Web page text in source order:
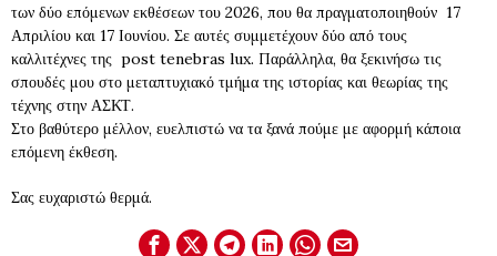
των δύο επόμενων εκθέσεων του 2026, που θα πραγματοποιηθούν 17
Απριλίου και 17 Ιουνίου. Σε αυτές συμμετέχουν δύο από τους
καλλιτέχνες της post tenebras lux. Παράλληλα, θα ξεκινήσω τις
σπουδές μου στο μεταπτυχιακό τμήμα της ιστορίας και θεωρίας της
τέχνης στην ΑΣΚΤ.
Στο βαθύτερο μέλλον, ευελπιστώ να τα ξανά πούμε με αφορμή κάποια
επόμενη έκθεση.
Σας ευχαριστώ θερμά.